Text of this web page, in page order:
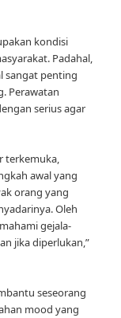
kondisi
Padahal,
sangat penting
Perawatan
serius agar
terkemuka,
awal yang
orang yang
Oleh
gejala-
jika diperlukan,”
seseorang
mood yang